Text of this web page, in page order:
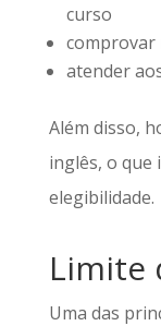
curso
comprovar
atender
Além disso,
inglês, o que
elegibilidade.
Limite
Uma das